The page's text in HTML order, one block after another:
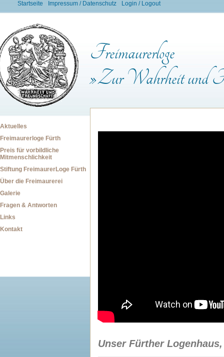
Startseite Impressum / Datenschutz Login / Logout
Freimaurerloge
»Zur Wahrheit und
Aktuelles
Freimaurerloge Fürth
Preis für vorbildliche
Mitmenschlichkeit
Stiftung FreimaurerLoge Fürth
Über die Freimaurerei
Galerie
Fragen & Antworten
Links
Kontakt
Unser Fürther